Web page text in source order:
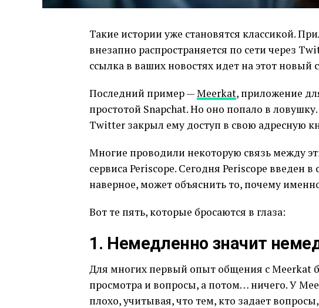
Такие истории уже становятся классикой.
внезапно распространяется по сети через
ссылка в ваших новостях идет на этот новый
Последний пример —Meerkat, приложение
простотой Snapchat. Но оно попало в
Twitter закрыл ему доступ в свою адресную
Многие проводили некоторую связь между
сервиса Periscope. Сегодня Periscope введен
наверное, может объяснить то, почему
Вот те пять, которые бросаются в глаза:
1. Немедленно значит
Для многих первый опыт общения с Meerkat
просмотра и вопросы, а потом… ничего. У
плохо, учитывая, что тем, кто задает